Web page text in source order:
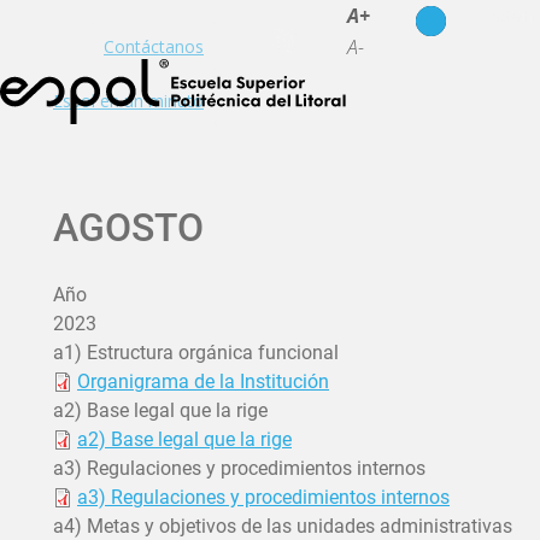
Contáctanos
Espol en un minuto
A+
A-
AGOSTO
Año
2023
a1) Estructura orgánica funcional
Organigrama de la Institución
a2) Base legal que la rige
a2) Base legal que la rige
a3) Regulaciones y procedimientos internos
a3) Regulaciones y procedimientos internos
a4) Metas y objetivos de las unidades administrativas